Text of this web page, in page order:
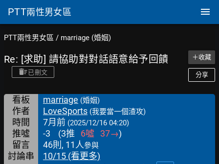
PTT兩性男女區
PTT兩性男女區 / marriage (婚姻)
Re: [求助] 請協助對對話語意給予回饋
已刪文
＋收藏
分享
看板 marriage (婚姻)
作者 LoveSports (我要當一個渣攻)
時間 7月前 (2025/12/16 04:20)
推噓 -3 (3推 6噓 37→)
留言
46則, 11人參與
討論串 10/15 (看更多)